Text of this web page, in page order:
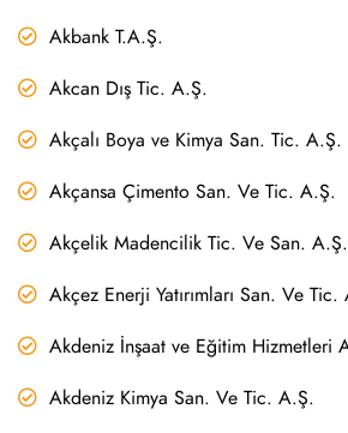
Akbank T.A.Ş.
Akcan Dış Tic. A.Ş.
Akçalı Boya ve Kimya San. Tic. A.Ş.
Akçansa Çimento San. Ve Tic. A.Ş.
Akçelik Madencilik Tic. Ve San. A.Ş.
Akçez Enerji Yatırımları San. Ve Tic.
Akdeniz İnşaat ve Eğitim Hizmetleri
Akdeniz Kimya San. Ve Tic. A.Ş.